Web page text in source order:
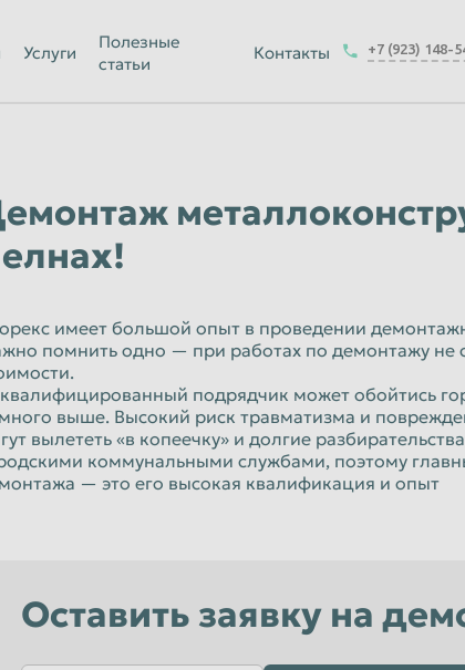
Курск
Набережные Челны
Новокузнецк
Новочеркасск
Псков
Услуги
Полезные
статьи
Контакты +7 (923) 148-
имеет большой опыт в проведении
помнить одно — при работах по демонтажу не
подрядчик может обойтись
выше. Высокий риск травматизма и
вылететь «в копеечку» и долгие
коммунальными службами, поэтому
— это его высокая квалификация и опыт
Оставить заявку на